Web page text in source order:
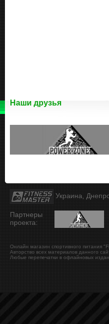
Наши друзья
Украина,
Партнеры
проекта:
Онлайн магазин спортивного питания
Авторство всех материалов данного
Любые перепечатки в офлайновых